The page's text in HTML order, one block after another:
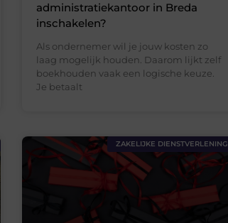
administratiekantoor in Breda
inschakelen?
Als ondernemer wil je jouw kosten zo
laag mogelijk houden. Daarom lijkt zelf
boekhouden vaak een logische keuze.
Je betaalt
ZAKELIJKE DIENSTVERLENING